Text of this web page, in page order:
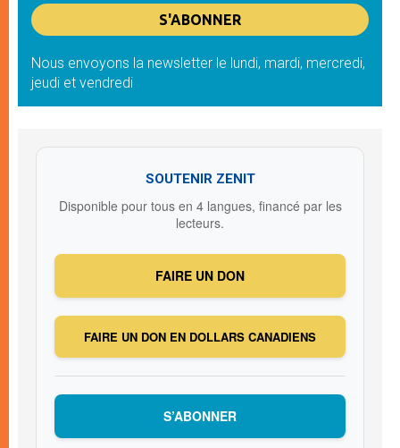
Nous envoyons la newsletter le lundi, mardi, mercredi,
jeudi et vendredi
SOUTENIR ZENIT
Disponible pour tous en 4 langues, financé par les
lecteurs.
FAIRE UN DON
FAIRE UN DON EN DOLLARS CANADIENS
S’ABONNER